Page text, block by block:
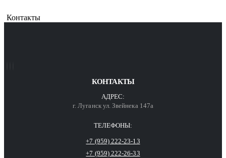
Контакты
КОНТАКТЫ
АДРЕС:
г. Луганск ул. Звейнека 147а
ТЕЛЕФОНЫ:
+7 (959) 222-23-13
+7 (959) 222-26-33